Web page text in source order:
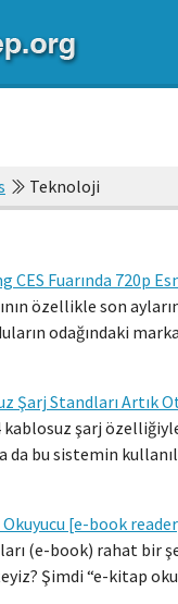
Teknoloji
CES Fuarında 720p
özellikle son
odağındaki
Şarj Standları Artık
kablosuz şarj
da bu sistemin
[e-book
(e-book) rahat bir
Şimdi “e-kitap